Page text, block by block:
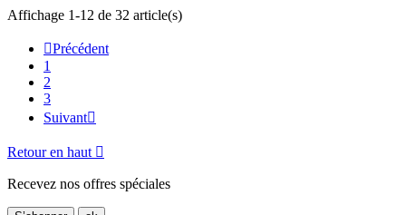
Affichage 1-12 de 32 article(s)
Précédent
1
2
3
Suivant
Retour en haut 
Recevez nos offres spéciales